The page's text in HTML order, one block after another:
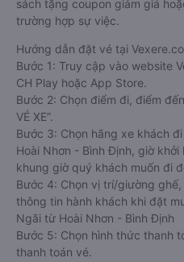
sách tặng coupon giảm giá
trường hợp sự việc.
Hướng dẫn đặt vé tại
Bước 1: Truy cập vào website
CH Play hoặc App Store.
Bước 2: Chọn điểm đi, điểm
VÉ XE”.
Bước 3: Chọn hãng xe khách
Hoài Nhơn - Bình Định, giờ
khung giờ quý khách muốn đi
Bước 4: Chọn vị trí/giường
thông tin hành khách khi đặt
Ngãi từ Hoài Nhơn - Bình Định
Bước 5: Chọn hình thức thanh
thanh toán vé.